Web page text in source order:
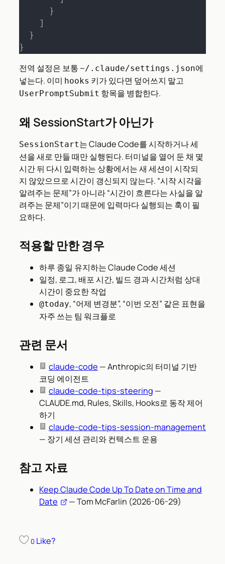
}
]
}
}
전역 설정은 보통 ~/.claude/settings.json에
넣는다. 이미 hooks 키가 있다면 덮어쓰지 말고
UserPromptSubmit 항목을 병합한다.
왜 SessionStart가 아닌가
SessionStart는 Claude Code를 시작하거나 세
션을 새로 만들 때만 실행된다. 터미널을 열어 둔 채 몇
시간 뒤 다시 입력하는 상황에서는 새 세션이 시작되
지 않았으므로 시간이 갱신되지 않는다. “시작 시각을
알려주는 문제”가 아니라 “시간이 흐른다는 사실을 알
려주는 문제”이기 때문에 입력마다 실행되는 훅이 필
요하다.
적용할 만한 경우
하루 종일 유지하는 Claude Code 세션
일정, 로그, 배포 시간, 빌드 경과 시간처럼 상대
시간이 중요한 작업
@today, “어제 변경분”, “이번 오전” 같은 표현을
자주 쓰는 팀 워크플로
관련 문서
claude-code — Anthropic의 터미널 기반
코딩 에이전트
claude-code-tips-steering —
CLAUDE.md, Rules, Skills, Hooks로 동작 제어
하기
claude-code-tips-session-management
— 장기 세션 관리와 컨텍스트 운용
참고 자료
Keep Claude Code Up To Date on Time and
Date
— Tom McFarlin (2026-06-29)
0 Like?